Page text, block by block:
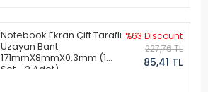
Notebook Ekran Çift Taraflı
Uzayan Bant
171mmX8mmX0.3mm (1
Set - 2 Adet)
%63 Discount
227,76 TL
85,41 TL